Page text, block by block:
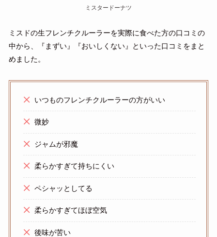
ミスタードーナツ
ミスドの生フレンチクルーラーを実際に食べた方の口コミの
中から、『まずい』『おいしくない』といった口コミをまと
めました。
いつものフレンチクルーラーの方がいい
微妙
ジャムが邪魔
柔らかすぎて持ちにくい
ペシャッとしてる
柔らかすぎてほぼ空気
後味が苦い